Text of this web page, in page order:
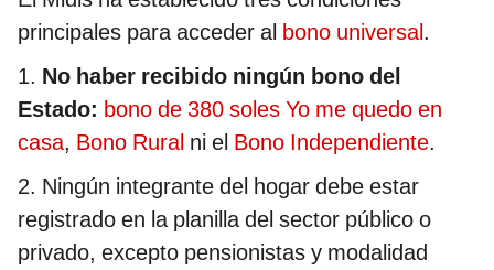
principales para acceder al bono universal.
1. No haber recibido ningún bono del
Estado: bono de 380 soles Yo me quedo en
casa, Bono Rural ni el Bono Independiente.
2. Ningún integrante del hogar debe estar
registrado en la planilla del sector público o
privado, excepto pensionistas y modalidad